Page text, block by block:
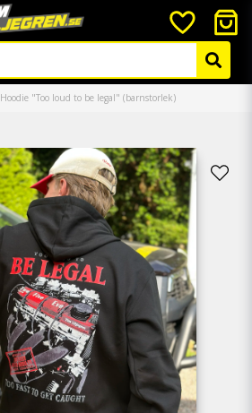
Hoodie "Too loud to be legal" (barnstorlek)